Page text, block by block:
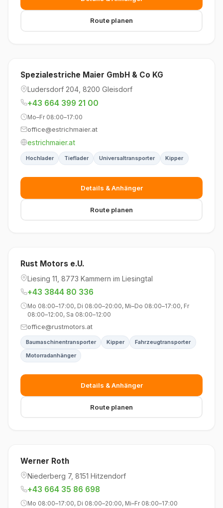
Route planen
Spezialestriche Maier GmbH & Co KG
Ludersdorf 204, 8200 Gleisdorf
+43 664 399 21 00
Mo–Fr 08:00–17:00
office@estrichmaier.at
estrichmaier.at
Hochlader Tieflader Universaltransporter Kipper
Details & Anhänger
Route planen
Rust Motors e.U.
Liesing 11, 8773 Kammern im Liesingtal
+43 3844 80 336
Mo 08:00–17:00, Di 08:00–20:00, Mi–Do 08:00–17:00, Fr
08:00–12:00, Sa 08:00–12:00
office@rustmotors.at
Baumaschinentransporter Kipper
Fahrzeugtransporter
Motorradanhänger
Details & Anhänger
Route planen
Werner Roth
Niederberg 7, 8151 Hitzendorf
+43 664 35 86 698
Mo 08:00–17:00, Di 08:00–20:00, Mi–Fr 08:00–17:00